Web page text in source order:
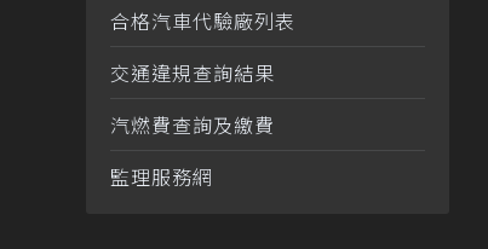
合格汽車代驗廠列表
交通違規查詢結果
汽燃費查詢及繳費
監理服務網